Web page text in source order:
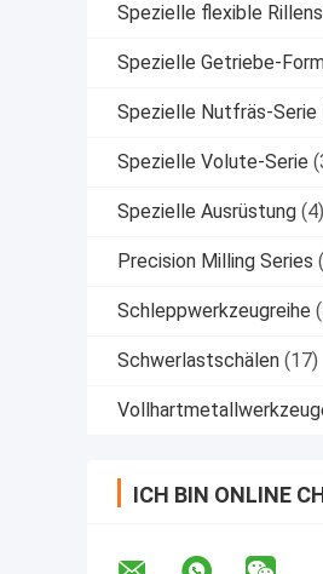
Spezielle flexible
Spezielle Getriebe-
Spezielle Nutfräs-Serie
Spezielle Volute-Serie
Spezielle Ausrüstung (4)
Precision Milling Series
Schleppwerkzeugreihe
Schwerlastschälen (17)
ICH BIN ONLINE